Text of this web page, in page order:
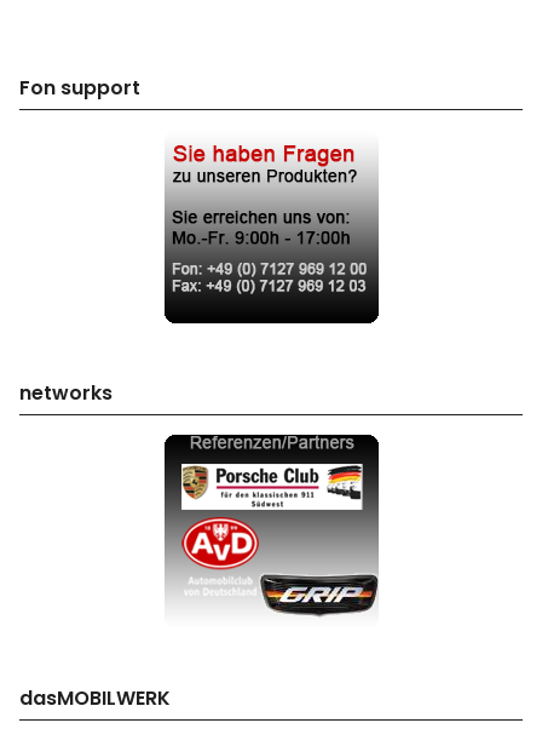
Fon support
networks
dasMOBILWERK